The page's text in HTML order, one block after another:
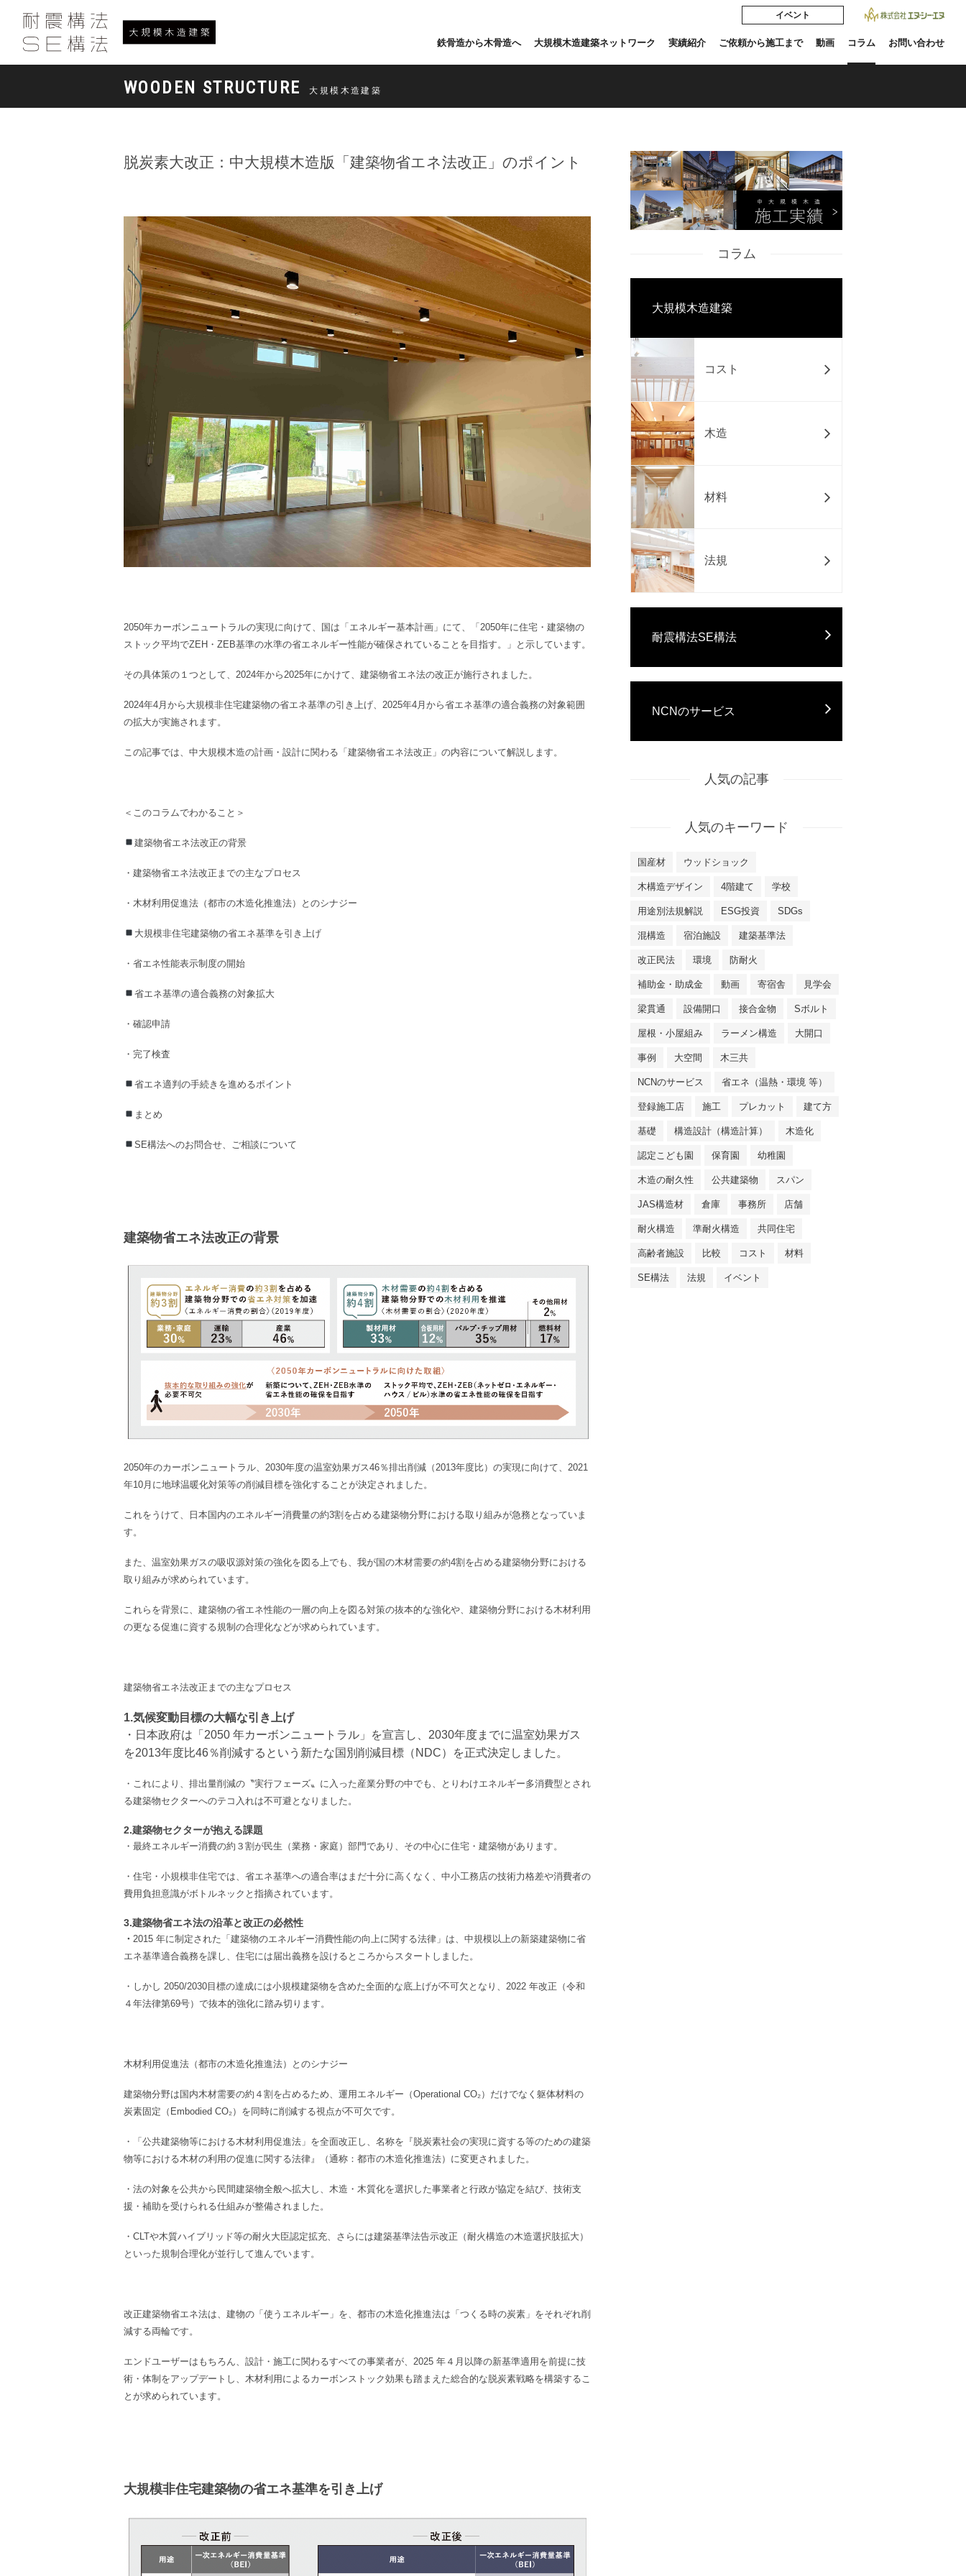
イベント
鉄骨造から木骨造へ 大規模木造建築ネットワーク 実績紹介 ご依頼から施工まで 動画 コラム お問い合わせ
WOODEN STRUCTURE 大規模木造建築
脱炭素大改正：中大規模木造版「建築物省エネ法改正」のポイント
2050年カーボンニュートラルの実現に向けて、国は「エネルギー基本計画」にて、「2050年に住宅・建築物の
ストック平均でZEH・ZEB基準の水準の省エネルギー性能が確保されていることを目指す。」と示しています。
その具体策の１つとして、2024年から2025年にかけて、建築物省エネ法の改正が施行されました。
2024年4月から大規模非住宅建築物の省エネ基準の引き上げ、2025年4月から省エネ基準の適合義務の対象範囲
の拡大が実施されます。
この記事では、中大規模木造の計画・設計に関わる「建築物省エネ法改正」の内容について解説します。
＜このコラムでわかること＞
建築物省エネ法改正の背景
・ 建築物省エネ法改正 までの主なプロセス
・ 木材利用促進法（都市の木造化推進法） とのシナジー
大規模非住宅建築物の省エネ基準を引き上げ
・ 省エネ性能表示制度の開始
省エネ基準の適合義務の対象拡大
・ 確認申請
・ 完了検査
省エネ適判の手続き を進めるポイント
まとめ
SE構法へのお問合せ、ご相談について
建築物省エネ法改正の背景
2050年のカーボンニュートラル、2030年度の温室効果ガス46％排出削減（2013年度比）の実現に向けて、2021
年10月に地球温暖化対策等の削減目標を強化することが決定されました。
これをうけて、日本国内のエネルギー消費量の約3割を占める建築物分野における取り組みが急務となっていま
す。
また、温室効果ガスの吸収源対策の強化を図る上でも、我が国の木材需要の約4割を占める建築物分野における
取り組みが求められています。
これらを背景に、建築物の省エネ性能の一層の向上を図る対策の抜本的な強化や、建築物分野における木材利用
の更なる促進に資する規制の合理化などが求められています。
建築物省エネ法改正までの主なプロセス
1.気候変動目標の大幅な引き上げ
・日本政府は「2050 年カーボンニュートラル」を宣言し、2030年度までに温室効果ガス
を2013年度比46％削減するという新たな国別削減目標（NDC）を正式決定しました。
・これにより、排出量削減の〝実行フェーズ〟に入った産業分野の中でも、とりわけエネルギー多消費型とされ
る建築物セクターへのテコ入れは不可避となりました。
2.建築物セクターが抱える課題
・最終エネルギー消費の約３割が民生（業務・家庭）部門であり、その中心に住宅・建築物があります。
・住宅・小規模非住宅では、省エネ基準への適合率はまだ十分に高くなく、中小工務店の技術力格差や消費者の
費用負担意識がボトルネックと指摘されています。
3.建築物省エネ法の沿革と改正の必然性
・ 2015 年に制定された「建築物のエネルギー消費性能の向上に関する法律」は、中規模以上の新築建築物に省
エネ基準適合義務を課し、住宅には届出義務を設けるところからスタートしました。
・しかし 2050/2030目標の達成には小規模建築物を含めた全面的な底上げが不可欠となり、2022 年改正（令和
４年法律第69号）で抜本的強化に踏み切ります。
木材利用促進法（都市の木造化推進法）とのシナジー
建築物分野は国内木材需要の約４割を占めるため、運用エネルギー（Operational CO₂）だけでなく躯体材料の
炭素固定（Embodied CO₂）を同時に削減する視点が不可欠です。
・「公共建築物等における木材利用促進法」を全面改正し、名称を『脱炭素社会の実現に資する等のための建築
物等における木材の利用の促進に関する法律』（通称：都市の木造化推進法）に変更されました。
・法の対象を公共から民間建築物全般へ拡大し、木造・木質化を選択した事業者と行政が協定を結び、技術支
援・補助を受けられる仕組みが整備されました。
・CLTや木質ハイブリッド等の耐火大臣認定拡充、さらには建築基準法告示改正（耐火構造の木造選択肢拡大）
といった規制合理化が並行して進んでいます。
改正建築物省エネ法は、建物の「使うエネルギー」を、都市の木造化推進法は「つくる時の炭素」をそれぞれ削
減する両輪です。
エンドユーザーはもちろん、設計・施工に関わるすべての事業者が、2025 年４月以降の新基準適用を前提に技
術・体制をアップデートし、木材利用によるカーボンストック効果も踏まえた総合的な脱炭素戦略を構築するこ
とが求められています。
大規模非住宅建築物の省エネ基準を引き上げ
コラム
大規模木造建築
コスト
木造
材料
法規
耐震構法SE構法
NCNのサービス
人気の記事
人気のキーワード
国産材 ウッドショック
木構造デザイン 4階建て 学校
用途別法規解説 ESG投資 SDGs
混構造 宿泊施設 建築基準法
改正民法 環境 防耐火
補助金・助成金 動画 寄宿舎 見学会
梁貫通 設備開口 接合金物 Sボルト
屋根・小屋組み ラーメン構造 大開口
事例 大空間 木三共
NCNのサービス 省エネ（温熱・環境 等）
登録施工店 施工 プレカット 建て方
基礎 構造設計（構造計算） 木造化
認定こども園 保育園 幼稚園
木造の耐久性 公共建築物 スパン
JAS構造材 倉庫 事務所 店舗
耐火構造 準耐火構造 共同住宅
高齢者施設 比較 コスト 材料
SE構法 法規 イベント